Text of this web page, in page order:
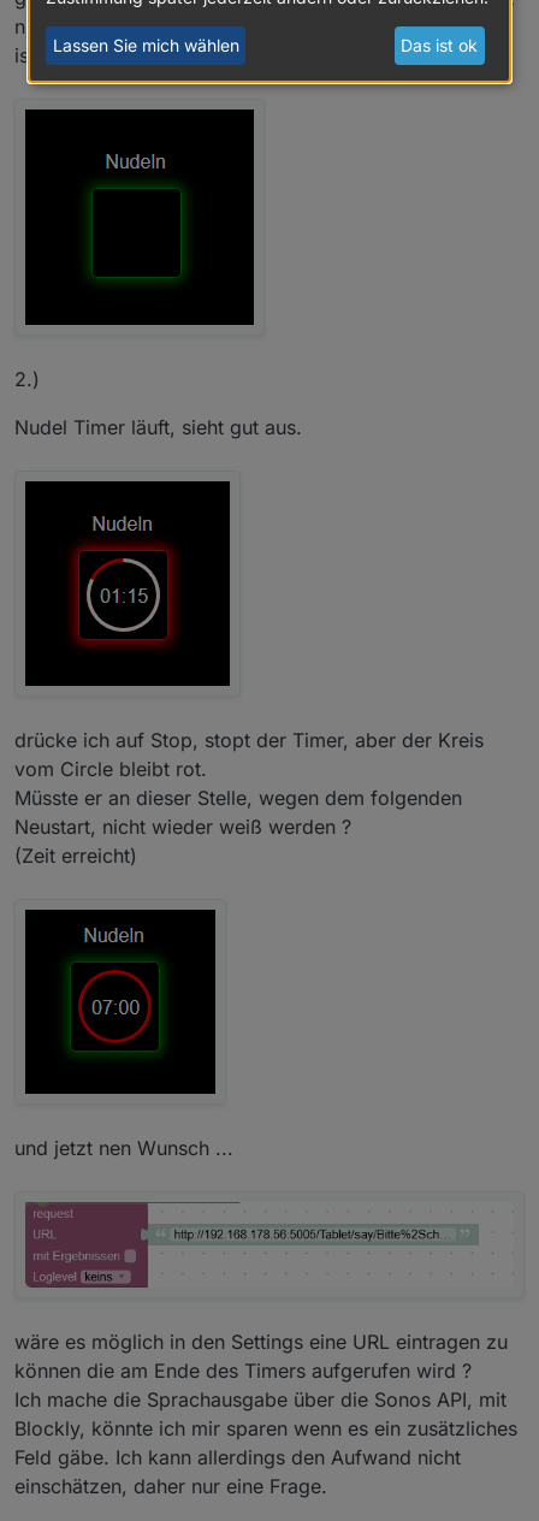
nicht )
ist das Circle auch weg
2.)
Nudel Timer läuft, sieht gut aus.
drücke ich auf Stop, stopt der Timer, aber der Kreis
vom Circle bleibt rot.
Müsste er an dieser Stelle, wegen dem folgenden
Neustart, nicht wieder weiß werden ?
(Zeit erreicht)
und jetzt nen Wunsch ...
wäre es möglich in den Settings eine URL eintragen zu
können die am Ende des Timers aufgerufen wird ?
Ich mache die Sprachausgabe über die Sonos API, mit
Blockly, könnte ich mir sparen wenn es ein zusätzliches
Feld gäbe. Ich kann allerdings den Aufwand nicht
einschätzen, daher nur eine Frage.
Lassen Sie mich wählen Das ist ok